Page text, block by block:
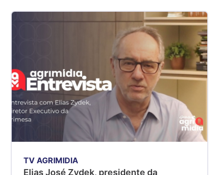
MG
R$ 5,07
kg
Suíno - Estadual
PR
kg
Suíno - Estadual
SC
TV AGRIMIDIA
Elias José Zydek, presidente da